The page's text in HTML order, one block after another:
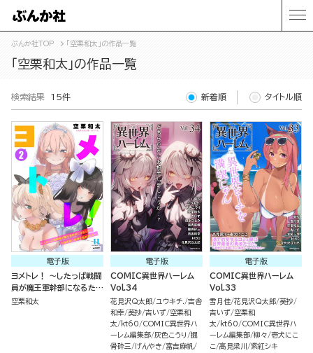
ぶんか社TOP 「空栗和太」の作品一覧
「空栗和太」の作品一覧
検索結果 15件 新着順 タイトル順
電子版
ヨメトレ！ ～したっぱ戦闘
員が魔王軍幹部になるため
に花嫁候補の教育を始めま
空栗和太
電子版
COMIC異世界ハーレム
Vol.34
花見沢Q太郎 ユウキチ. 吉舎
和幸 葵抄 吉いず 空栗和
太
kt60
COMIC異世界ハ
ーレム編集部 灰色こうり
掘
骨砕三
げんやき
富吉麻帆
電子版
COMIC異世界ハーレム
Vol.33
雪月佳 花見沢Q太郎 葵抄
吉いず 空栗和
太
kt60
COMIC異世界ハ
ーレム編集部 柳々 壱犬にこ
こ 高見梁川 紫紅シキ